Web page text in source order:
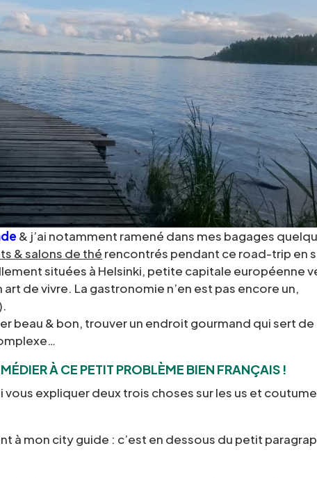
& j’ai notamment ramené dans mes bagages
& salons de thé rencontrés pendant ce road-trip en
situées à Helsinki, petite capitale européenne
de vivre. La gastronomie n’en est pas encore un,
beau & bon, trouver un endroit gourmand qui sert de
À CE PETIT PROBLÈME BIEN FRANÇAIS !
vous expliquer deux trois choses sur les us et
à mon city guide : c’est en dessous du petit